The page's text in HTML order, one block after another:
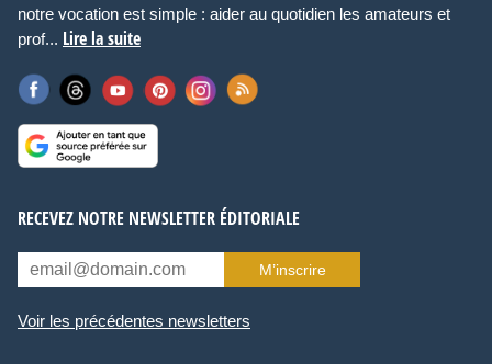
notre vocation est simple : aider au quotidien les amateurs et
prof... Lire la suite
RECEVEZ NOTRE NEWSLETTER ÉDITORIALE
M’inscrire
Voir les précédentes newsletters